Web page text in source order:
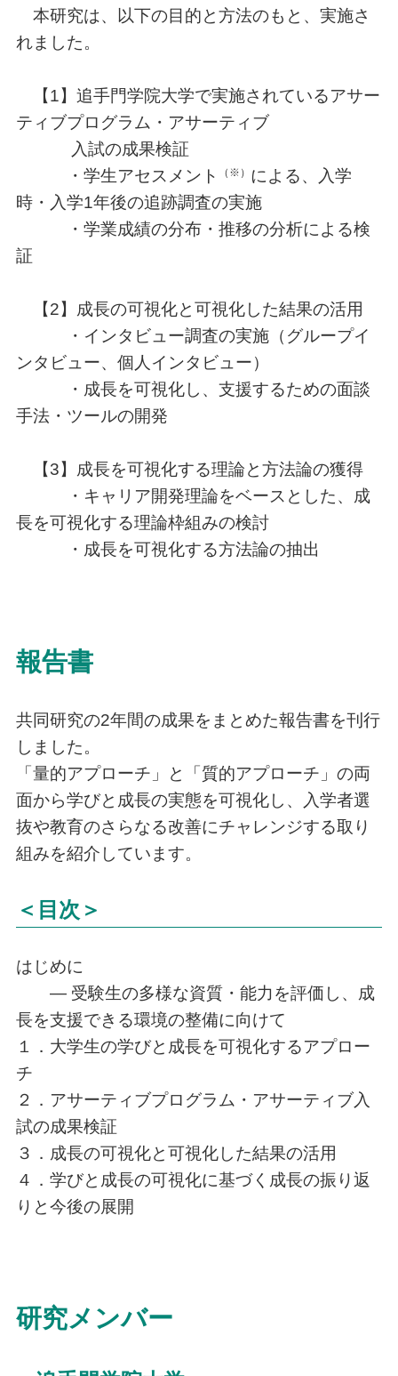
本研究は、以下の目的と方法のもと、実施さ
れました。
【1】追手門学院大学で実施されているアサー
ティブプログラム・アサーティブ
入試の成果検証
・学生アセスメント
（※） による、入学
時・入学1年後の追跡調査の実施
・学業成績の分布・推移の分析による検
証
【2】成長の可視化と可視化した結果の活用
・インタビュー調査の実施（グループイ
ンタビュー、個人インタビュー）
・成長を可視化し、支援するための面談
手法・ツールの開発
【3】成長を可視化する理論と方法論の獲得
・キャリア開発理論をベースとした、成
長を可視化する理論枠組みの検討
・成長を可視化する方法論の抽出
報告書
共同研究の2年間の成果をまとめた報告書を刊行
しました。
「量的アプローチ」と「質的アプローチ」の両
面から学びと成長の実態を可視化し、入学者選
抜や教育のさらなる改善にチャレンジする取り
組みを紹介しています。
＜目次＞
はじめに
— 受験生の多様な資質・能力を評価し、成
長を支援できる環境の整備に向けて
１．大学生の学びと成長を可視化するアプロー
チ
２．アサーティブプログラム・アサーティブ入
試の成果検証
３．成長の可視化と可視化した結果の活用
４．学びと成長の可視化に基づく成長の振り返
りと今後の展開
研究メンバー